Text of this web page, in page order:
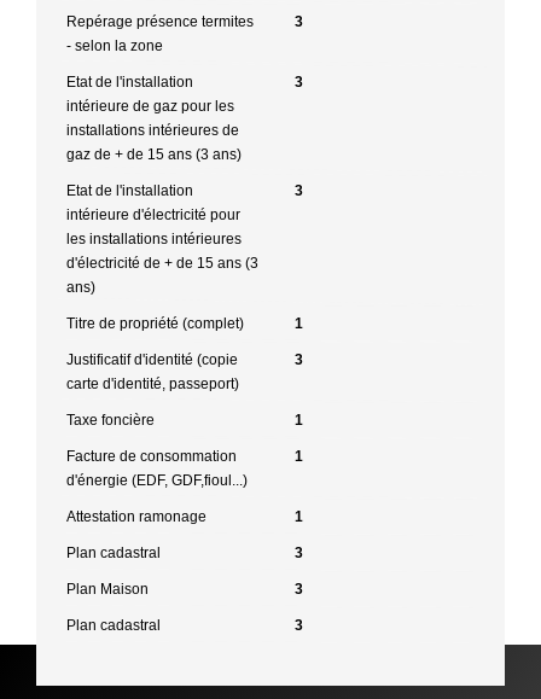
Repérage présence termites
- selon la zone
3
Etat de l'installation
intérieure de gaz pour les
installations intérieures de
gaz de + de 15 ans (3 ans)
3
Etat de l'installation
intérieure d'électricité pour
les installations intérieures
d'électricité de + de 15 ans (3
ans)
3
Titre de propriété (complet) 1
Justificatif d'identité (copie
carte d'identité, passeport)
3
Taxe foncière 1
Facture de consommation
d'énergie (EDF, GDF,fioul...)
1
Attestation ramonage 1
Plan cadastral 3
Plan Maison 3
Plan cadastral 3